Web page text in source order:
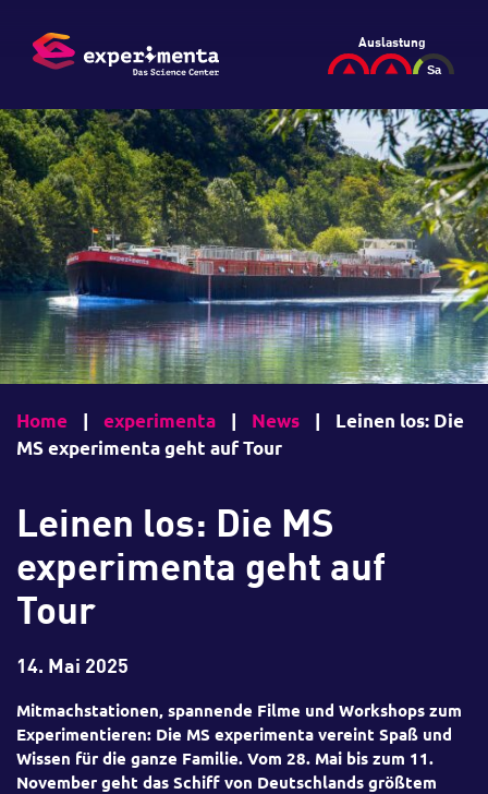
Auslastung
Home | experimenta | News |
Leinen los: Die
MS experimenta geht auf Tour
Leinen los: Die MS
experimenta geht auf
Tour
14. Mai 2025
Mitmachstationen, spannende Filme und Workshops zum
Experimentieren: Die MS experimenta vereint Spaß und
Wissen für die ganze Familie. Vom 28. Mai bis zum 11.
November geht das Schiff von Deutschlands größtem